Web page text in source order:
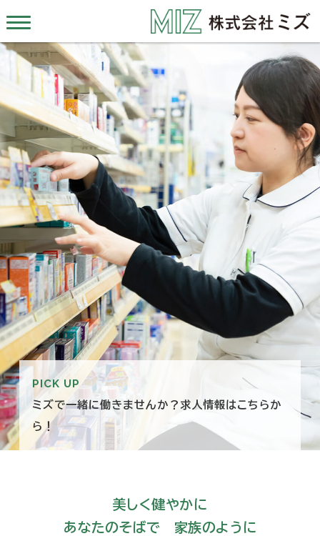
PICK UP
ミズで一緒に働きませんか？求人情報はこちらか
ら！
美しく健やかに
あなたのそばで 家族のように